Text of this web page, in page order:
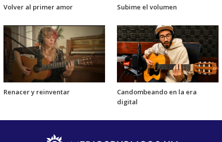
Volver al primer amor Subime el volumen
Renacer y reinventar
Candombeando en la era
digital